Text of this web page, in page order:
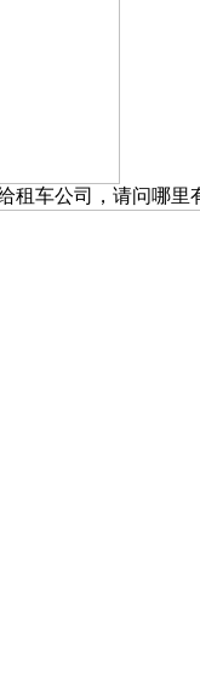
租车公司，请问哪里